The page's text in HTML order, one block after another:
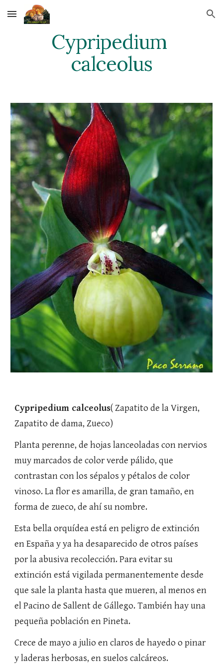
Skip to main content Skip to navigation
Cypripedium
calceolus
Cypripedium calceolus( Zapatito de la Virgen,
Zapatito de dama, Zueco)
Planta perenne, de hojas lanceoladas con nervios
muy marcados de color verde pálido, que
contrastan con los sépalos y pétalos de color
vinoso. La flor es amarilla, de gran tamaño, en
forma de zueco, de ahí su nombre.
Esta bella orquídea está en peligro de extinción
en España y ya ha desaparecido de otros países
por la abusiva recolección. Para evitar su
extinción está vigilada permanentemente desde
que sale la planta hasta que mueren, al menos en
el Pacino de Sallent de Gállego. También hay una
pequeña población en Pineta.
Crece de mayo a julio en claros de hayedo o pinar
y laderas herbosas, en suelos calcáreos.